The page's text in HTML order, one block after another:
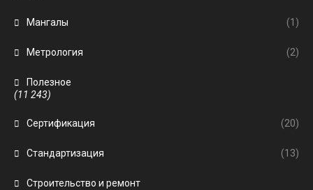
Мангалы (1)
Метрология (2)
Полезное
(11 243)
Сертификация (20)
Стандартизация (13)
Строительство и ремонт